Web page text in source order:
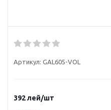
Артикул: GAL605-VOL
392лей/шт